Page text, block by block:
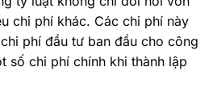
chi phí khác. Các chi phí này
phí đầu tư ban đầu cho công
số chi phí chính khi thành lập